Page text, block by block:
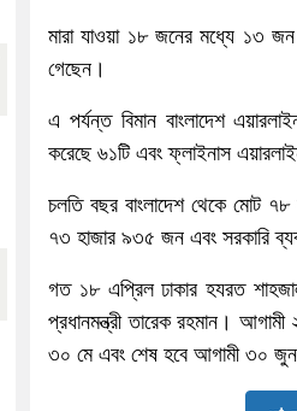
মারা যাওয়া ১৮ জনের মধ্যে ১৩
গেছেন।
এ পর্যন্ত বিমান বাংলাদেশ
করেছে ৬১টি এবং ফ্লাইনাস
চলতি বছর বাংলাদেশ থেকে মোট
৭৩ হাজার ৯৩৫ জন এবং সরকারি
গত ১৮ এপ্রিল ঢাকার হযরত
প্রধানমন্ত্রী তারেক রহমান।
৩০ মে এবং শেষ হবে আগামী ৩০